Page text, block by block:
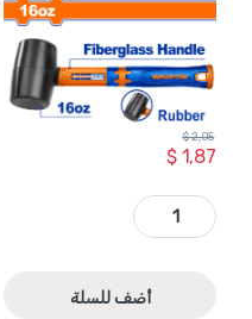
$1,87
$2,05
WHM7302 - مطرقة كوشوك سوداء 450 غرام يد فيبر غلاس ماركة WADFOW quantity
أضف للسلة